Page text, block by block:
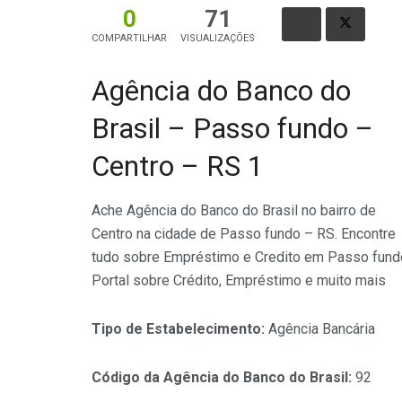
0
COMPARTILHAR
71
VISUALIZAÇÕES
Agência do Banco do
Brasil – Passo fundo –
Centro – RS 1
Ache Agência do Banco do Brasil no bairro de
Centro na cidade de Passo fundo – RS. Encontre
tudo sobre Empréstimo e Credito em Passo
Portal sobre Crédito, Empréstimo e muito mais
Tipo de Estabelecimento: Agência Bancária
Código da Agência do Banco do Brasil: 92